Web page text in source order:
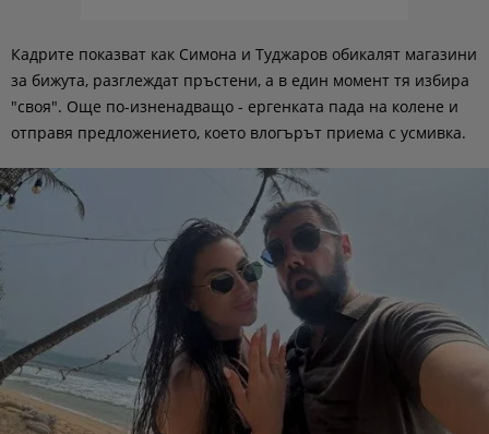
Кадрите показват как Симона и Туджаров обикалят магазини
за бижута, разглеждат пръстени, а в един момент тя избира
"своя". Още по-изненадващо - ергенката пада на колене и
отправя предложението, което влогърът приема с усмивка.